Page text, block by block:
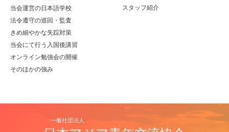
当会運営の日本語学校
法令遵守の巡回・監査
きめ細やかな失踪対策
当会にて行う入国後講習
オンライン勉強会の開催
そのほかの強み
スタッフ紹介
一般社団法人